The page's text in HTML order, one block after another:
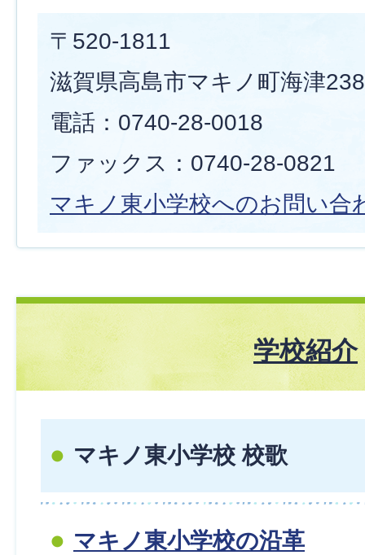
〒520-1811
滋賀県高島市マキノ町海津
電話：0740-28-0018
ファックス：0740-28-0821
マキノ東小学校へのお問い合
学校紹介
マキノ東小学校 校歌
マキノ東小学校の沿革